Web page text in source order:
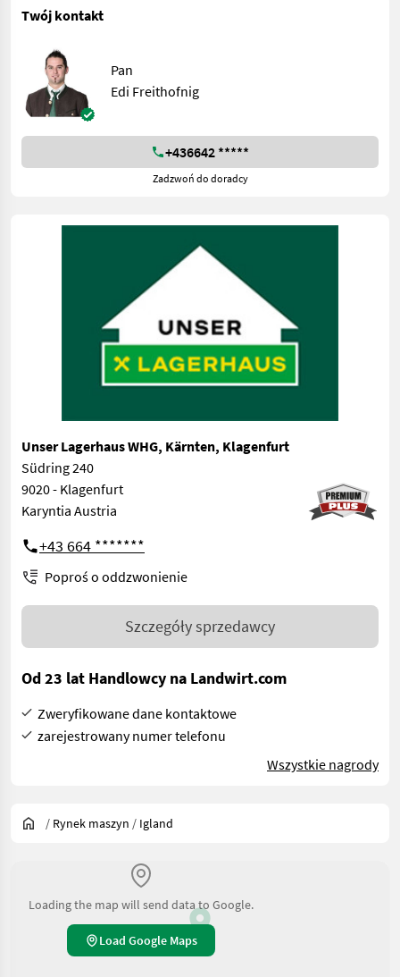
Twój kontakt
Pan
Edi Freithofnig
+436642 *****
Zadzwoń do doradcy
Unser Lagerhaus WHG, Kärnten, Klagenfurt
Südring 240
9020 - Klagenfurt
Karyntia Austria
+43 664 *******
Poproś o oddzwonienie
Szczegóły sprzedawcy
Od 23 lat Handlowcy na Landwirt.com
Zweryfikowane dane kontaktowe
zarejestrowany numer telefonu
Wszystkie nagrody
/ Rynek maszyn / Igland
Loading the map will send data to Google.
Load Google Maps